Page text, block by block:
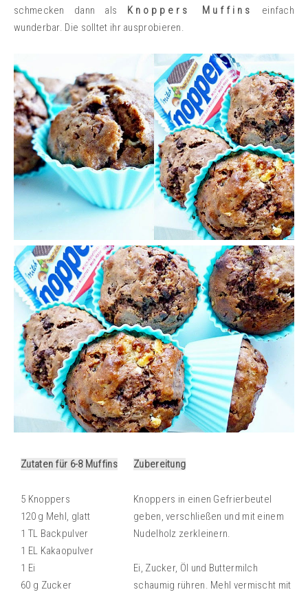
schmecken dann als Knoppers Muffins
einfach
wunderbar. Die solltet ihr ausprobieren.
Zutaten für 6-8 Muffins Zubereitung
5 Knoppers
120 g Mehl, glatt
1 TL Backpulver
1 EL Kakaopulver
1 Ei
60 g Zucker
Knoppers in einen Gefrierbeutel
geben, verschließen und mit einem
Nudelholz zerkleinern.
Ei, Zucker, Öl und Buttermilch
schaumig rühren. Mehl vermischt mit